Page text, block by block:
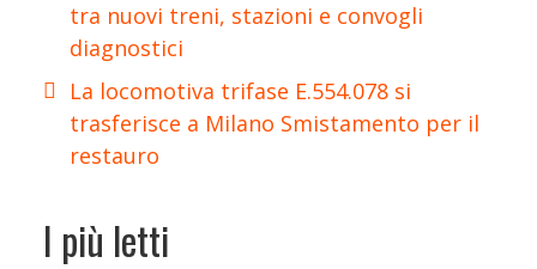
tra nuovi treni, stazioni e convogli
diagnostici
La locomotiva trifase E.554.078 si
trasferisce a Milano Smistamento per il
restauro
I più letti